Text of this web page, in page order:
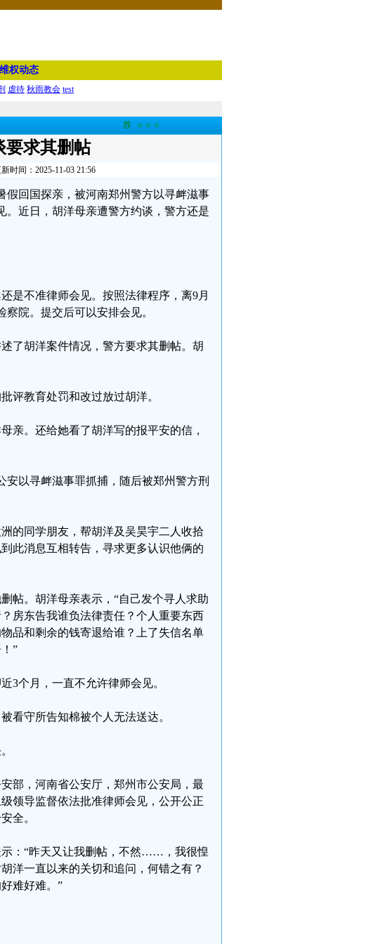
权动态
虐待 秋雨教会 test
荐 ★★★
要求其删帖
时间：2025-11-03 21:56
假回国探亲，被河南郑州警方以寻衅滋事
。近日，胡洋母亲遭警方约谈，警方还是
是不准律师会见。按照法律程序，离9月
院。提交后可以安排会见。
了胡洋案件情况，警方要求其删帖。胡
评教育处罚和改过放过胡洋。
亲。还给她看了胡洋写的报平安的信，
安以寻衅滋事罪抓捕，随后被郑州警方刑
的同学朋友，帮胡洋及吴昊宇二人收拾
此消息互相转告，寻求更多认识他俩的
帖。胡洋母亲表示，“自己发个寻人求助
房东告我谁负法律责任？个人重要东西
品和剩余的钱寄退给谁？上了失信名单
”
3个月，一直不允许律师会见。
看守所告知棉被个人无法送达。
部，河南省公安厅，郑州市公安局，最
领导监督依法批准律师会见，公开公正
全。
示：“昨天又让我删帖，不然……，我很惶
洋一直以来的关切和追问，何错之有？
难好难。”